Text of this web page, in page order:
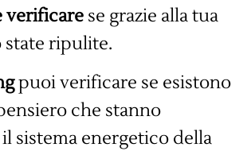
verificare se grazie alla tua
state ripulite.
puoi verificare se esistono
che stanno
sistema energetico della